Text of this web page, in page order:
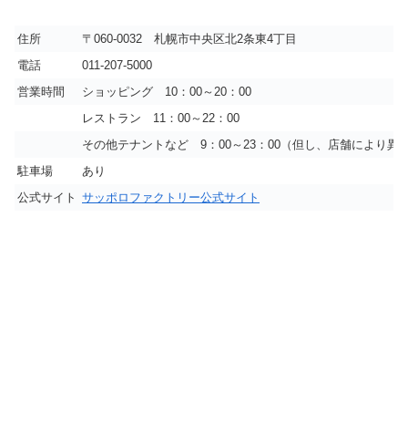
住所
〒060-0032 札幌市中央区北2条東4丁目
電話
011-207-5000
営業時間
ショッピング 10：00～20：00
レストラン 11：00～22：00
その他テナントなど 9：00～23：00（但し、店舗により異
駐車場
あり
公式サイト サッポロファクトリー公式サイト